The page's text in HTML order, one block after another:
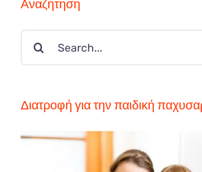
Αναζήτηση
Search
Διατροφή για την παιδική